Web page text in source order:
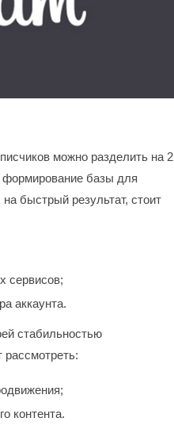
можно разделить на 2
формирование базы для
быстрый результат, стоит
сервисов;
аккаунта.
стабильностью
рассмотреть:
контента.